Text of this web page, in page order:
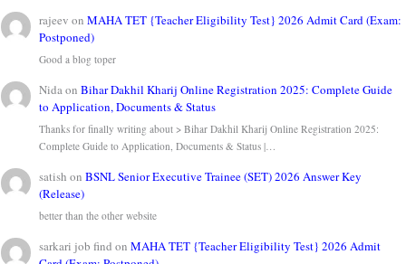
rajeev onMAHA TET {Teacher Eligibility Test} 2026 Admit Card (Exam:
Postponed)
Good a blog toper
NidaonBihar Dakhil Kharij Online Registration 2025: Complete Guide
to Application, Documents & Status
Thanks for finally writing about > Bihar Dakhil Kharij Online Registration 2025:
Complete Guide to Application, Documents & Status |…
satish onBSNL Senior Executive Trainee (SET) 2026 Answer Key
(Release)
better than the other website
sarkari job find onMAHA TET {Teacher Eligibility Test} 2026 Admit